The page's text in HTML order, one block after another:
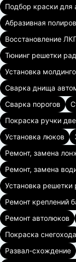
Подбор краски для
Абразивная
Восстановление
Тюнинг решетки
Установка
Сварка днища
Сварка порогов
Покраска ручки
Установка люков
Ремонт, замена
Ремонт, замена
Установка решетки
Ремонт креплений
Ремонт автолюков
Покраска снегохода
Развал-схождение